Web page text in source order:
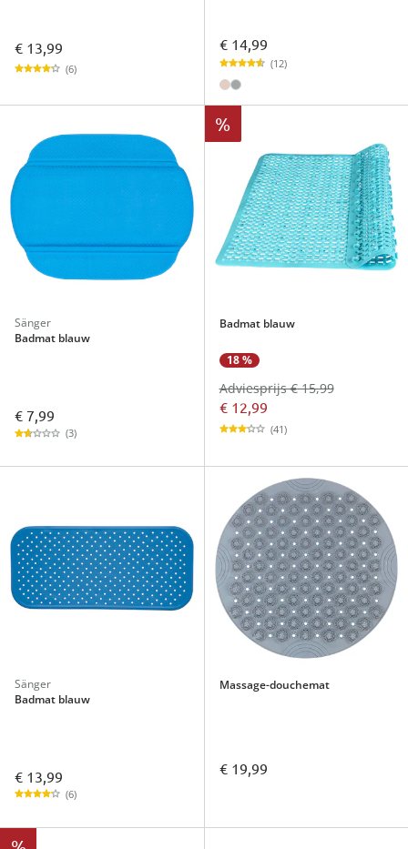
€ 13,99
(6)
€ 14,99
(12)
Sänger
Badmat blauw
€ 7,99
(3)
%
Badmat blauw
18 %
€ 12,99
Adviesprijs € 15,99
(41)
Sänger
Badmat blauw
€ 13,99
(6)
Massage-douchemat
€ 19,99